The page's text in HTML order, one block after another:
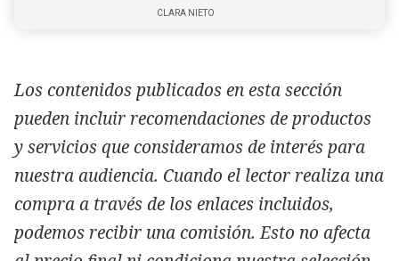
CLARA NIETO
Los contenidos publicados en esta sección
pueden incluir recomendaciones de productos
y servicios que consideramos de interés para
nuestra audiencia. Cuando el lector realiza una
compra a través de los enlaces incluidos,
podemos recibir una comisión. Esto no afecta